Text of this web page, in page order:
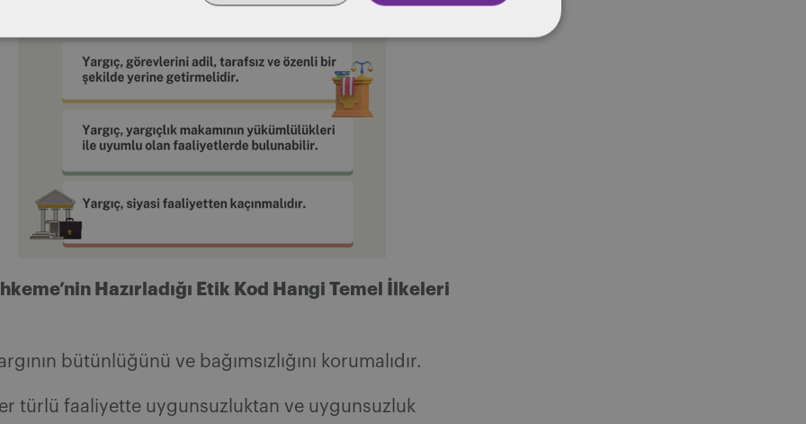
Hazırladığı Etik Kod Hangi Temel İlkeleri
bütünlüğünü ve bağımsızlığını korumalıdır.
türlü faaliyette uygunsuzluktan ve uygunsuzluk